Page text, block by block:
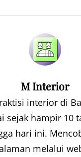
Author:
M Interior
interior di
sejak hampir 10
hari ini.
melalui